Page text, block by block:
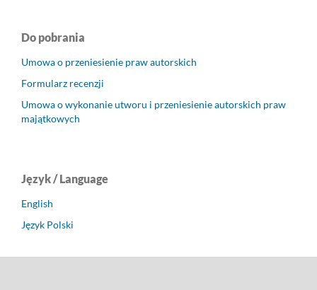
Do pobrania
Umowa o przeniesienie praw autorskich
Formularz recenzji
Umowa o wykonanie utworu i przeniesienie autorskich praw
majątkowych
Język / Language
English
Język Polski